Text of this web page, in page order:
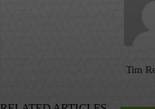
Tim